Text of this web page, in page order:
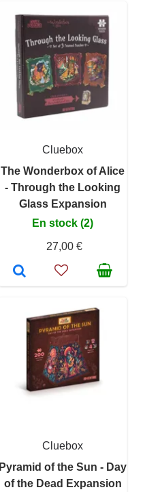
Cluebox
The Wonderbox of Alice
- Through the Looking
Glass Expansion
En stock (2)
27,00 €
Cluebox
Pyramid of the Sun - Day
of the Dead Expansion